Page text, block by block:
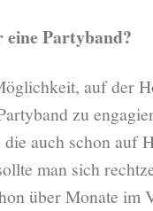
eine Partyband?
auf der
zu
die auch schon auf
man sich
über Monate im